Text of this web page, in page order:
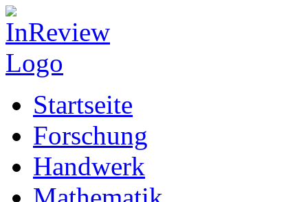
Startseite
Forschung
Handwerk